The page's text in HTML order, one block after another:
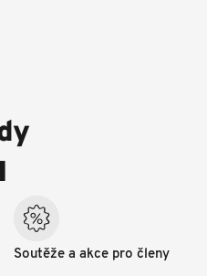
Soutěže a akce pro členy